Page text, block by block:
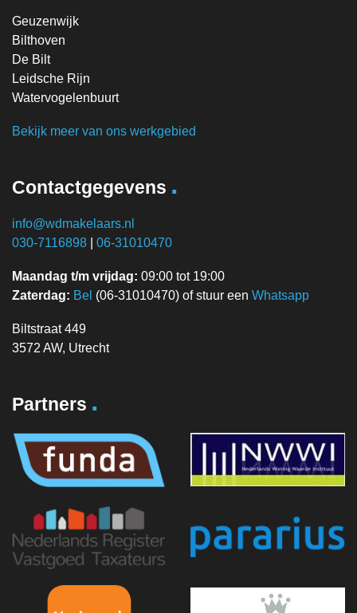
Geuzenwijk
Bilthoven
De Bilt
Leidsche Rijn
Watervogelenbuurt
Bekijk meer van ons werkgebied
Contactgegevens .
info@wdmakelaars.nl
030-7116898
06-31010470
Maandag t/m vrijdag: 09:00 tot 19:00
Zaterdag: Bel (06-31010470) of stuur een Whatsapp
Biltstraat 449
3572 AW, Utrecht
Partners .